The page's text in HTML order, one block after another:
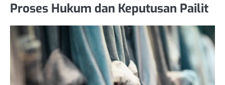
Proses Hukum dan Keputusan Pailit